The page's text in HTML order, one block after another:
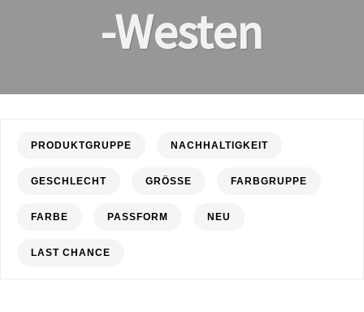
-Westen
PRODUKTGRUPPE NACHHALTIGKEIT
GESCHLECHT GRÖSSE FARBGRUPPE
FARBE PASSFORM NEU
LAST CHANCE